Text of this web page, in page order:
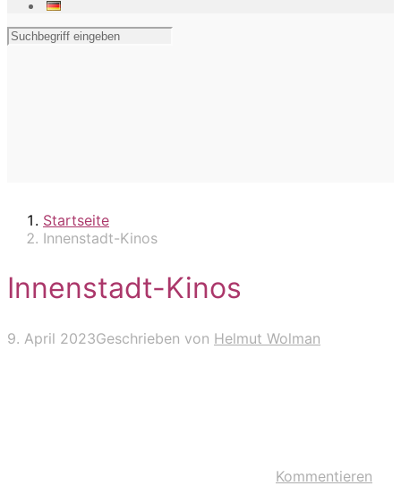
Startseite
Innenstadt-Kinos
Innenstadt-Kinos
9. April 2023Geschrieben von Helmut Wolman
Kommentieren